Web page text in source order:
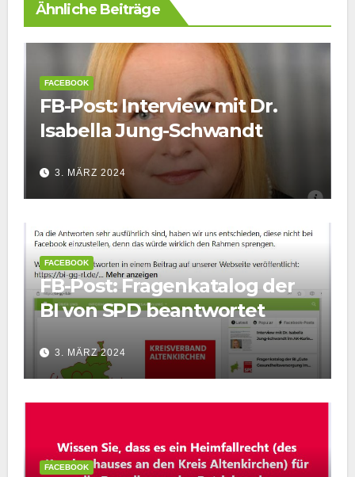
Ähnliche Beiträge
FACEBOOK
FB-Post: Interview mit Dr.
Isabella Jung-Schwandt
3. MÄRZ 2024
FACEBOOK
FB-Post: Fragenkatalog der
BI von SPD beantwortet
3. MÄRZ 2024
FACEBOOK